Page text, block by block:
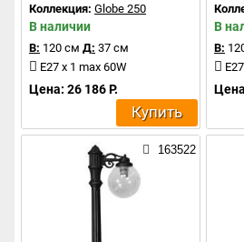
Коллекция: Globe 250
В наличии
В: 120 см Д: 37 см
E27 x 1 max 60W
Цена: 26 186 Р.
Купить
В
В:
163522